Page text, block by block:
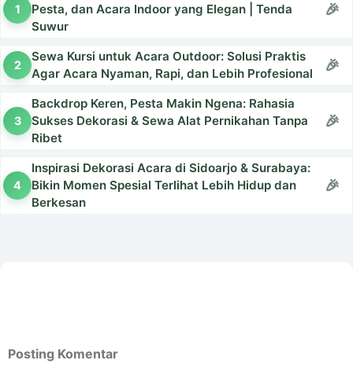
Pesta, dan Acara Indoor yang Elegan | Tenda
Suwur
Sewa Kursi untuk Acara Outdoor: Solusi Praktis
Agar Acara Nyaman, Rapi, dan Lebih Profesional
Backdrop Keren, Pesta Makin Ngena: Rahasia
Sukses Dekorasi & Sewa Alat Pernikahan Tanpa
Ribet
Inspirasi Dekorasi Acara di Sidoarjo & Surabaya:
Bikin Momen Spesial Terlihat Lebih Hidup dan
Berkesan
Posting Komentar